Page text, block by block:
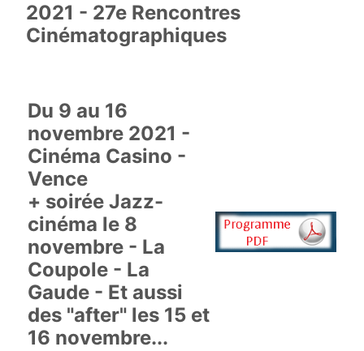
2021 - 27e Rencontres
Cinématographiques
Du 9 au 16
novembre 2021 -
Cinéma Casino -
Vence
+ soirée Jazz-
cinéma le 8
novembre - La
Coupole - La
Gaude - Et aussi
des "after" les 15 et
16 novembre...